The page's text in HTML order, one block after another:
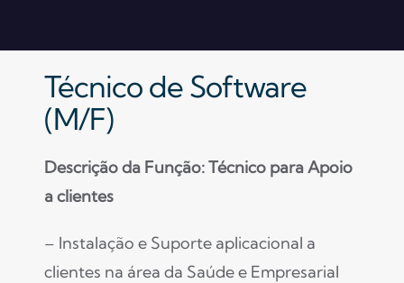
Técnico de Software
(M/F)
Descrição da Função: Técnico para Apoio
a clientes
– Instalação e Suporte aplicacional a
clientes na área da Saúde e Empresarial